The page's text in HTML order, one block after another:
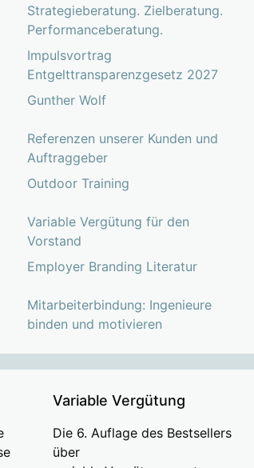
Strategieberatung. Zielberatung.
Performanceberatung.
Impulsvortrag
Entgelttransparenzgesetz 2027
Gunther Wolf
Referenzen unserer Kunden und
Auftraggeber
Outdoor Training
Variable Vergütung für den
Vorstand
Employer Branding Literatur
Mitarbeiterbindung: Ingenieure
binden und motivieren
Variable Vergütung
Die 6. Auflage des Bestsellers
über